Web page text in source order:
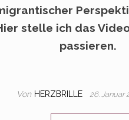
stelle ich das
passieren.
Von HERZBRILLE 26. Januar